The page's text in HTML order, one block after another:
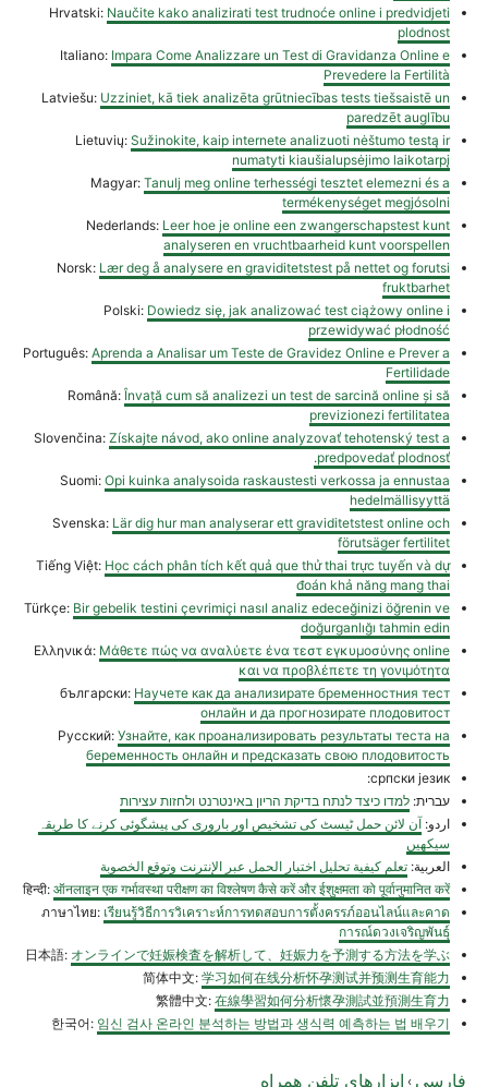
Hrvatski: Naučite kako analizirati test trudnoće online i predvidjeti
plodnost
Italiano: Impara Come Analizzare un Test di Gravidanza Online e
Prevedere la Fertilità
Latviešu: Uzziniet, kā tiek analizēta grūtniecības tests tiešsaistē un
paredzēt auglību
Lietuvių: Sužinokite, kaip internete analizuoti nėštumo testą ir
numatyti kiaušialupsėjimo laikotarpį
Magyar: Tanulj meg online terhességi tesztet elemezni és a
termékenységet megjósolni
Nederlands: Leer hoe je online een zwangerschapstest kunt
analyseren en vruchtbaarheid kunt voorspellen
Norsk: Lær deg å analysere en graviditetstest på nettet og forutsi
fruktbarhet
Polski: Dowiedz się, jak analizować test ciążowy online i
przewidywać płodność
Português: Aprenda a Analisar um Teste de Gravidez Online e Prever a
Fertilidade
Română: Învață cum să analizezi un test de sarcină online și să
previzionezi fertilitatea
Slovenčina: Získajte návod, ako online analyzovať tehotenský test a
predpovedať plodnosť.
Suomi: Opi kuinka analysoida raskaustesti verkossa ja ennustaa
hedelmällisyyttä
Svenska: Lär dig hur man analyserar ett graviditetstest online och
förutsäger fertilitet
Tiếng Việt: Học cách phân tích kết quả que thử thai trực tuyến và dự
đoán khả năng mang thai
Türkçe: Bir gebelik testini çevrimiçi nasıl analiz edeceğinizi öğrenin ve
doğurganlığı tahmin edin
Ελληνικά: Μάθετε πώς να αναλύετε ένα τεστ εγκυμοσύνης online
και να προβλέπετε τη γονιμότητα
български: Научете как да анализирате бременностния тест
онлайн и да прогнозирате плодовитост
Русский: Узнайте, как проанализировать результаты теста на
беременность онлайн и предсказать свою плодовитость
српски језик:
עברית: למדו כיצד לנתח בדיקת הריון באינטרנט ולחזות עצירות
اردو: آن لائن حمل ٹیسٹ کی تشخیص اور باروری کی پیشگوئی کرنے کا طریقہ
سیکھیں
العربية: تعلم كيفية تحليل اختبار الحمل عبر الإنترنت وتوقع الخصوبة
हिन्दी: ऑनलाइन एक गर्भावस्था परीक्षण का विश्लेषण कैसे करें और ईशुक्षमता को पूर्वानुमानित करें
ภาษาไทย: เรียนรู้วิธีการวิเคราะห์การทดสอบการตั้งครรภ์ออนไลน์และคาด
การณ์ดวงเจริญพันธุ์
日本語: オンラインで妊娠検査を解析して、妊娠力を予測する方法を学ぶ
简体中文: 学习如何在线分析怀孕测试并预测生育能力
繁體中文: 在線學習如何分析懷孕測試並預測生育力
한국어: 임신 검사 온라인 분석하는 방법과 생식력 예측하는 법 배우기
فارسی › ابزارهای تلفن همراه